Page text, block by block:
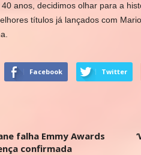
anos, decidimos olhar para a
títulos já lançados com
Facebook Twitter
falha Emmy Awards
confirmada